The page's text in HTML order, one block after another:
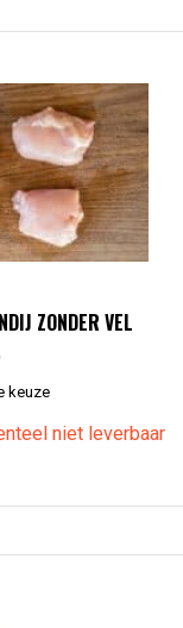
ZONDER VEL
keuze
niet leverbaar